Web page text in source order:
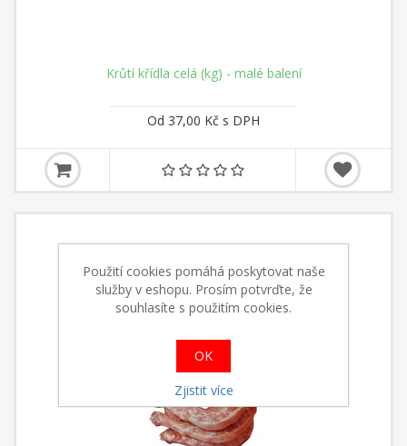
Krůtí křídla celá (kg) - malé balení
Od 37,00 Kč s DPH
Použití cookies pomáhá poskytovat naše
služby v eshopu. Prosím potvrďte, že
souhlasíte s použitím cookies.
OK
Zjistit více